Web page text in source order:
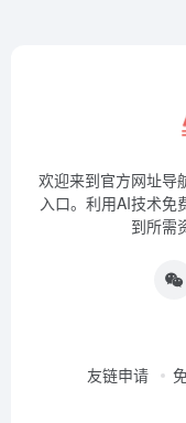
欢迎来到官方网址导
入口。利用AI技术免
到所需
友链申请